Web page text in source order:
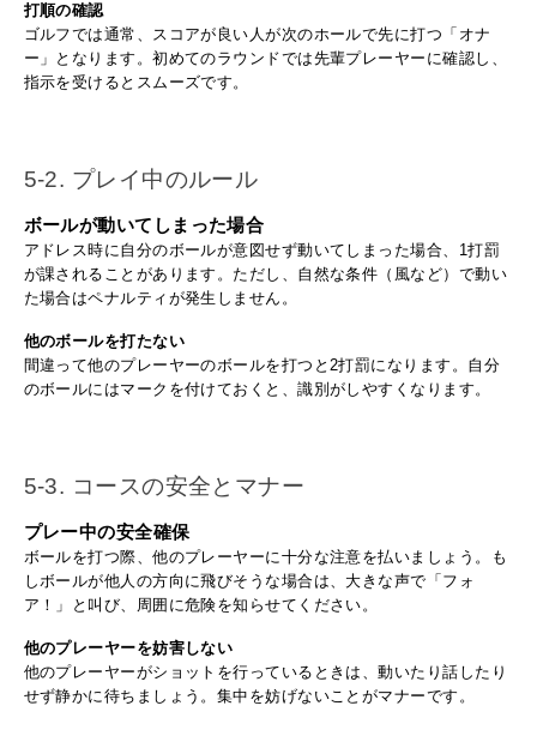
打順の確認
ゴルフでは通常、スコアが良い人が次のホールで先に打つ「オナ
ー」となります。初めてのラウンドでは先輩プレーヤーに確認し、
指示を受けるとスムーズです。
5-2. プレイ中のルール
ボールが動いてしまった場合
アドレス時に自分のボールが意図せず動いてしまった場合、1打罰
が課されることがあります。ただし、自然な条件（風など）で動い
た場合はペナルティが発生しません。
他のボールを打たない
間違って他のプレーヤーのボールを打つと2打罰になります。自分
のボールにはマークを付けておくと、識別がしやすくなります。
5-3. コースの安全とマナー
プレー中の安全確保
ボールを打つ際、他のプレーヤーに十分な注意を払いましょう。も
しボールが他人の方向に飛びそうな場合は、大きな声で「フォ
ア！」と叫び、周囲に危険を知らせてください。
他のプレーヤーを妨害しない
他のプレーヤーがショットを行っているときは、動いたり話したり
せず静かに待ちましょう。集中を妨げないことがマナーです。